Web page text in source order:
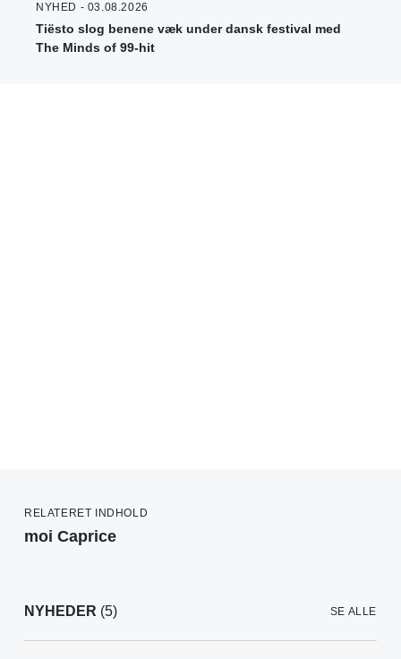
NYHED - 03.08.2026
Tiësto slog benene væk under dansk festival med
The Minds of 99-hit
RELATERET INDHOLD
moi Caprice
NYHEDER (5) SE ALLE